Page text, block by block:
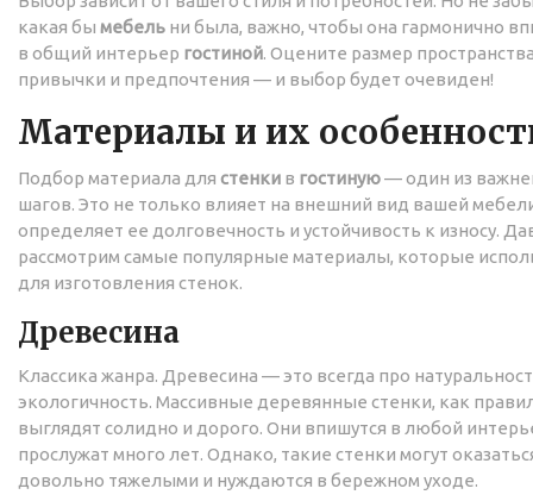
какая бы мебель ни была, важно, чтобы она гармонично
в общий интерьер гостиной. Оцените размер
привычки и предпочтения — и выбор будет очевиден!
Материалы и их
Подбор материала для стенки в гостиную— один из
шагов. Это не только влияет на внешний вид вашей
определяет ее долговечность и устойчивость к износу.
рассмотрим самые популярные материалы, которые
для изготовления стенок.
Древесина
Классика жанра. Древесина — это всегда про
экологичность. Массивные деревянные стенки, как
выглядят солидно и дорого. Они впишутся в любой
прослужат много лет. Однако, такие стенки могут
довольно тяжелыми и нуждаются в бережном уходе.